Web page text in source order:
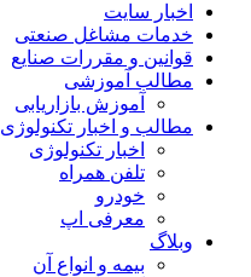
اخبار سایت
خدمات مشاغل صنعتی
قوانین و مقررات صنایع
مطالب آموزشی
آموزش بازاریابی
مطالب و اخبار تکنولوژی
اخبار تکنولوژی
تلفن همراه
خودرو
معرفی اپ
وبلاگ
بیمه و انواع آن